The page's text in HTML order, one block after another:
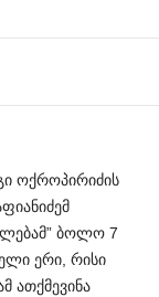
ოქროპირიძის
ბოლო 7
ერი, რისი
ათქმევინა